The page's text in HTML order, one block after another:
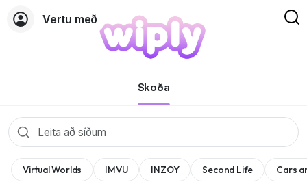
Vertu með
Skoða
Virtual Worlds IMVU INZOY Second Life Cars